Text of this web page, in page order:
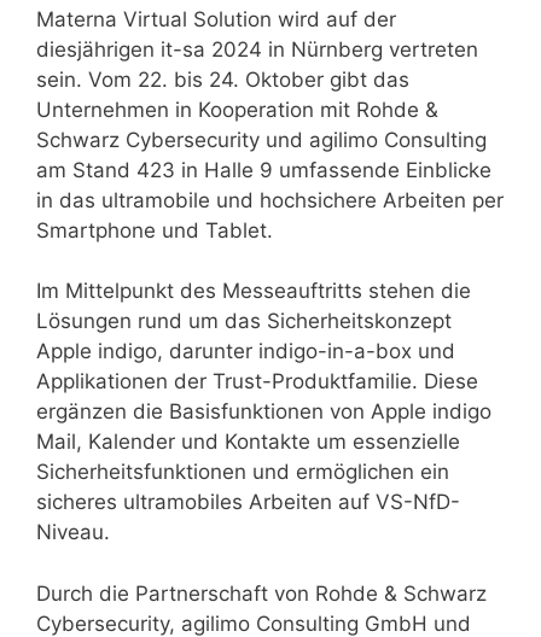
Materna Virtual Solution wird auf der
diesjährigen it-sa 2024 in Nürnberg vertreten
sein. Vom 22. bis 24. Oktober gibt das
Unternehmen in Kooperation mit Rohde &
Schwarz Cybersecurity und agilimo Consulting
am Stand 423 in Halle 9 umfassende Einblicke
in das ultramobile und hochsichere Arbeiten per
Smartphone und Tablet.
Im Mittelpunkt des Messeauftritts stehen die
Lösungen rund um das Sicherheitskonzept
Apple indigo, darunter indigo-in-a-box und
Applikationen der Trust-Produktfamilie. Diese
ergänzen die Basisfunktionen von Apple indigo
Mail, Kalender und Kontakte um essenzielle
Sicherheitsfunktionen und ermöglichen ein
sicheres ultramobiles Arbeiten auf VS-NfD-
Niveau.
Durch die Partnerschaft von Rohde & Schwarz
Cybersecurity, agilimo Consulting GmbH und